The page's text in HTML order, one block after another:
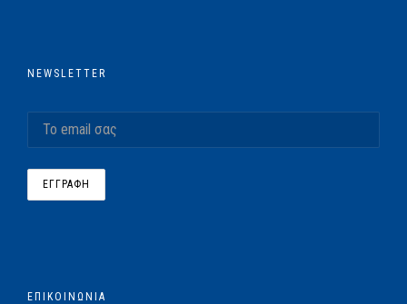
NEWSLETTER
ΕΠΙΚΟΙΝΩΝΙΑ